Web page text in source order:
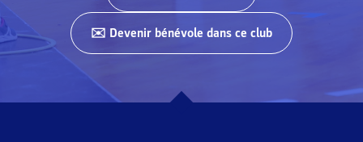
✉️ Devenir bénévole dans ce club